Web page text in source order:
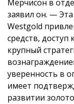
Мерчисон в
заявил он. —
Westgold
средств, доступ
крупный
уверенность в
имеет
развитии